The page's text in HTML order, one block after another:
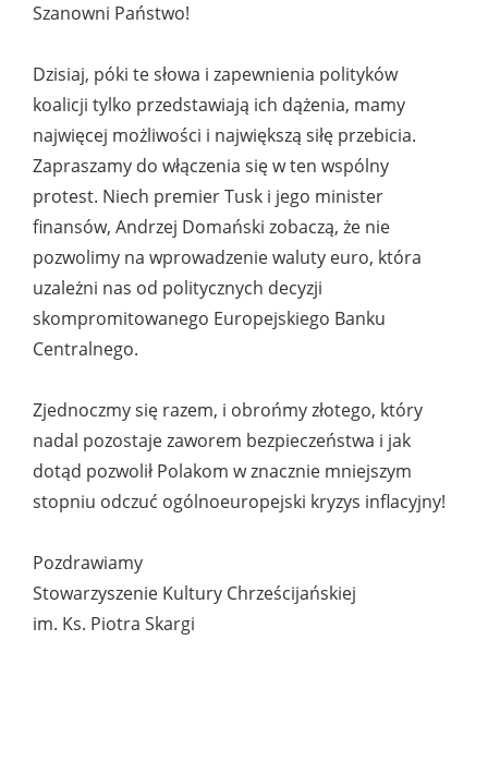
Szanowni Państwo!
Dzisiaj, póki te słowa i zapewnienia polityków
koalicji tylko przedstawiają ich dążenia, mamy
najwięcej możliwości i największą siłę przebicia.
Zapraszamy do włączenia się w ten wspólny
protest. Niech premier Tusk i jego minister
finansów, Andrzej Domański zobaczą, że nie
pozwolimy na wprowadzenie waluty euro, która
uzależni nas od politycznych decyzji
skompromitowanego Europejskiego Banku
Centralnego.
Zjednoczmy się razem, i obrońmy złotego, który
nadal pozostaje zaworem bezpieczeństwa i jak
dotąd pozwolił Polakom w znacznie mniejszym
stopniu odczuć ogólnoeuropejski kryzys inflacyjny!
Pozdrawiamy
Stowarzyszenie Kultury Chrześcijańskiej
im. Ks. Piotra Skargi